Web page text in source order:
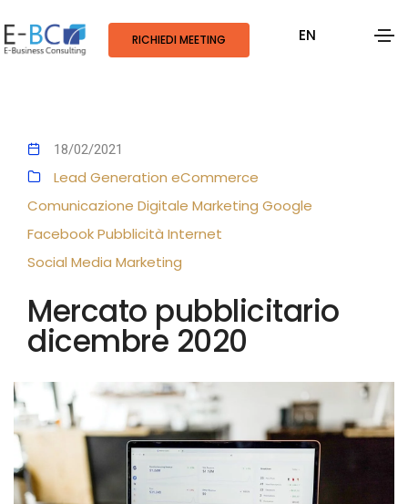
RICHIEDI MEETING EN
18/02/2021
Lead Generation eCommerce
Comunicazione Digitale Marketing Google
FacebookPubblicità Internet
Social Media Marketing
Mercato pubblicitario
dicembre 2020